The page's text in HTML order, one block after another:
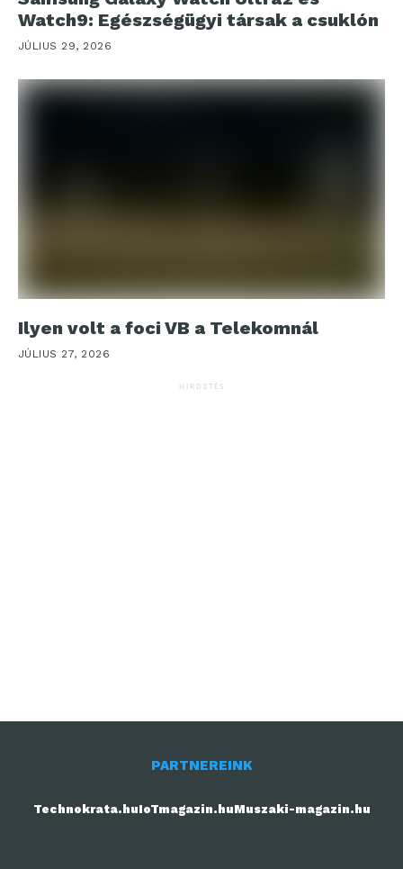
Watch9: Egészségügyi társak a csuklón
JÚLIUS 29, 2026
Ilyen volt a foci VB a Telekomnál
JÚLIUS 27, 2026
HIRDETÉS
PARTNEREINK
Technokrata.huIoTmagazin.huMuszaki-magazin.hu